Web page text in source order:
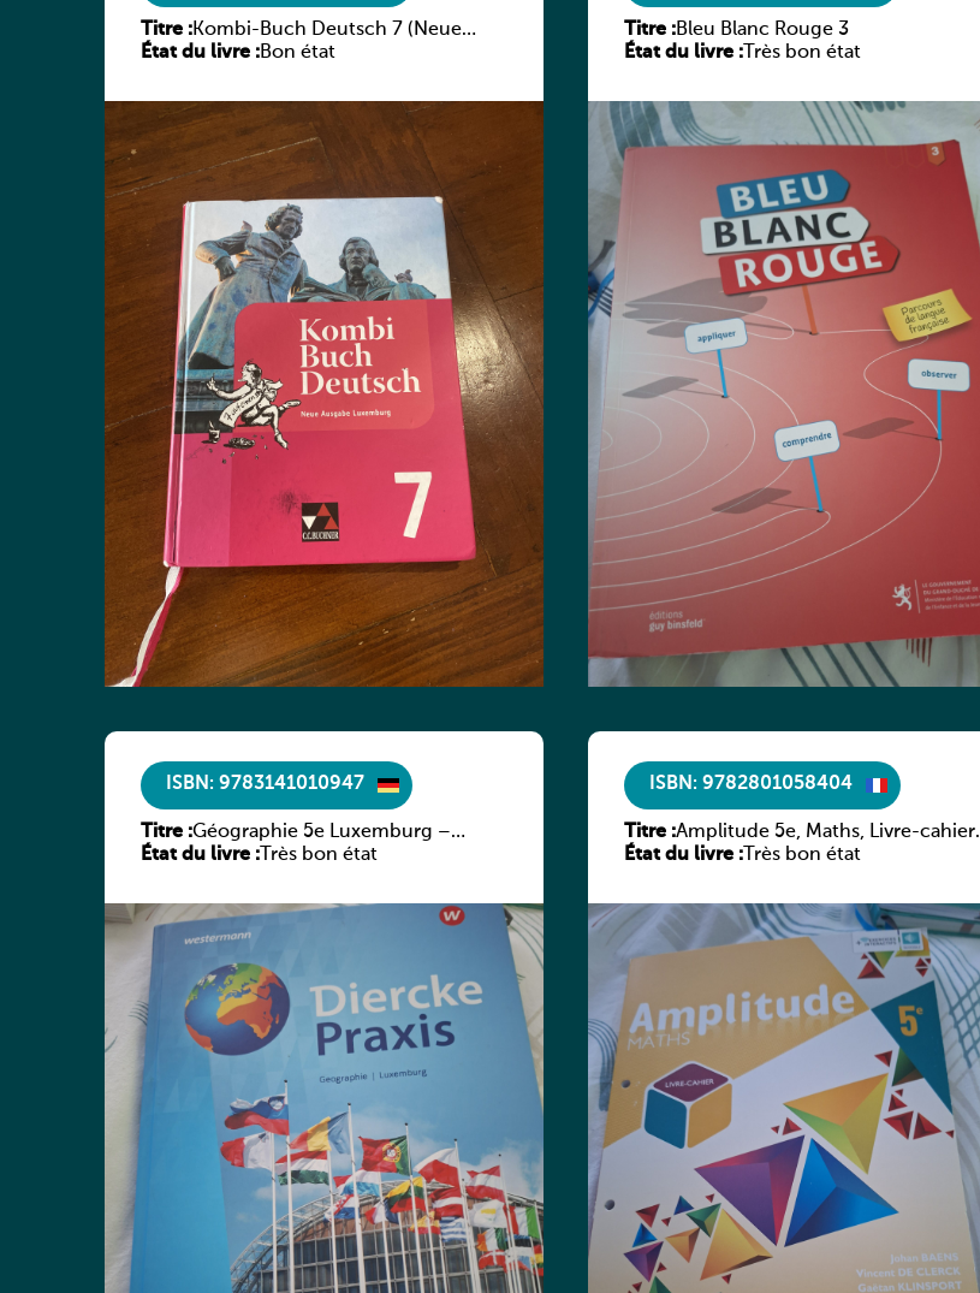
Titre :Kombi-Buch Deutsch 7 (Neue
Ausgabe Luxemburg)
État du livre :Bon état
Titre :Bleu Blanc Rouge 3
État du livre : Très bon état
ISBN: 9783141010947
Titre :Géographie 5e Luxemburg –
Diercke Praxis
État du livre : Très bon état
ISBN: 9782801058404
Titre :Amplitude 5e, Maths, Livre-cahier,
version luxembourgeoise
État du livre : Très bon état